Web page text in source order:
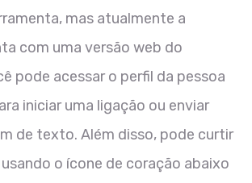
mas atualmente a
com uma versão web do
pode acessar o perfil da pessoa
iniciar uma ligação ou enviar
de texto. Além disso, pode curtir
o ícone de coração abaixo